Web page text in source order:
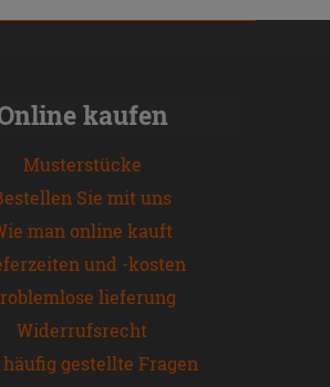
kaufen
Musterstücke
Sie mit uns
man online kauft
und -kosten
lieferung
Widerrufsrecht
häufig gestellte Fragen